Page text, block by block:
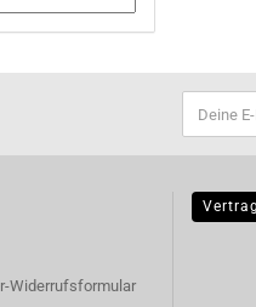
Widerrufsformular